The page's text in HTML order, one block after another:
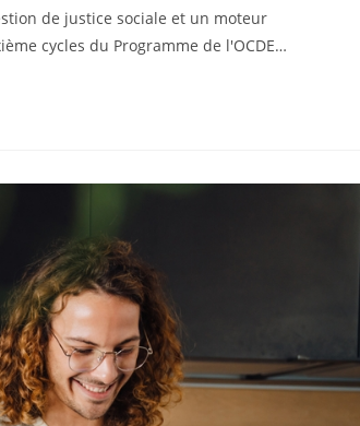
de justice sociale et un moteur
cycles du Programme de l'OCDE…